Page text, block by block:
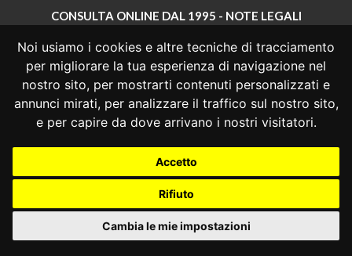
Noi usiamo i cookies e altre tecniche di tracciamento
per migliorare la tua esperienza di navigazione nel
nostro sito, per mostrarti contenuti personalizzati e
annunci mirati, per analizzare il traffico sul nostro sito,
e per capire da dove arrivano i nostri visitatori.
Accetto
Rifiuto
Cambia le mie impostazioni
CONSULTA ONLINE DAL 1995 - NOTE LEGALI
Consulta OnLine non ha prodotto e non è responsabile per i contenuti e
le informazioni legali di siti collegati.
La consultazione di questi o del materiale contenuto nel sito non
costituisce una relazione di consulenza legale.
Nessuno deve confidare o agire in base alle informazioni disponibili in
questo sito senza una consulenza legale professionale.
Consulta OnLine|